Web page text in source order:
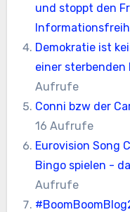
und stoppt den
Demokratie ist
einer sterbenden
Aufrufe
Conni bzw der
16 Aufrufe
Eurovision Song
Bingo spielen -
Aufrufe